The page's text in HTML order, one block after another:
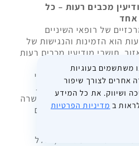
מכבים רעות – כל
אחד
של רופאי השיניים
הוא הזמינות והנגישות של
תושבי מודיעין מכבים רעות
שיניים מבלי להתרחק
שירות מקצועי ואיכותי
השיניים באזור מצוידות
וצוות הרופאים עבר הכשרה
מתן טיפולים איכותיים גם
שיניים מגוונים, כולל
משתשמים בעוגיות
אחרים לצורך שיפור
ושיווק. את כל המידע
ב מדיניות הפרטיות